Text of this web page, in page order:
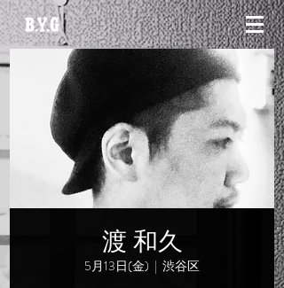
渡 和久
5月13日(金)
  |
渋谷区